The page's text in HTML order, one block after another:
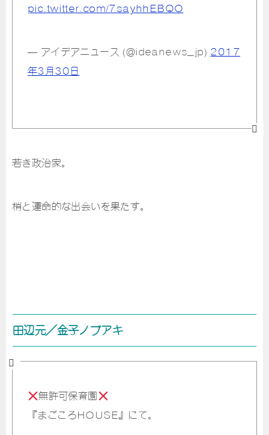
pic.twitter.com/7sayhhEBQO
— アイデアニュース (@ideanews_jp) 2017
年3月30日
若き政治家。
梢と運命的な出会いを果たす。
田辺元／金子ノブアキ
無許可保育園
『まごころHOUSE』にて。